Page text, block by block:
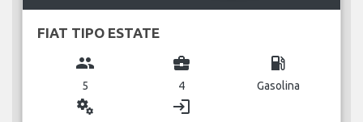
FIAT TIPO ESTATE
group
5
business_center
4
local_gas_station
Gasolina
miscellaneous_services login